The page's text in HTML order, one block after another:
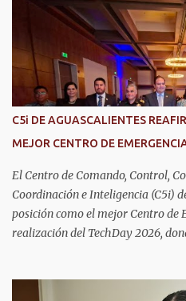
s
C5i DE AGUASCALIENTES
MEJOR CENTRO DE
El Centro de Comando, Control,
Coordinación e Inteligencia (C5i)
posición como el mejor Centro de
realización del TechDay 2026,
seguridad pública y la atención de